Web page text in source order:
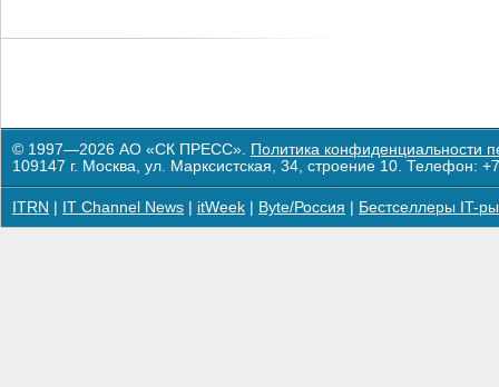
© 1997—2026 АО «СК ПРЕСС». Политика конфиденциальности
109147 г. Москва, ул. Марксистская, 34, строение 10. Телефон:
ITRN IT Channel News itWeek Byte/Россия Бестселлеры IT-